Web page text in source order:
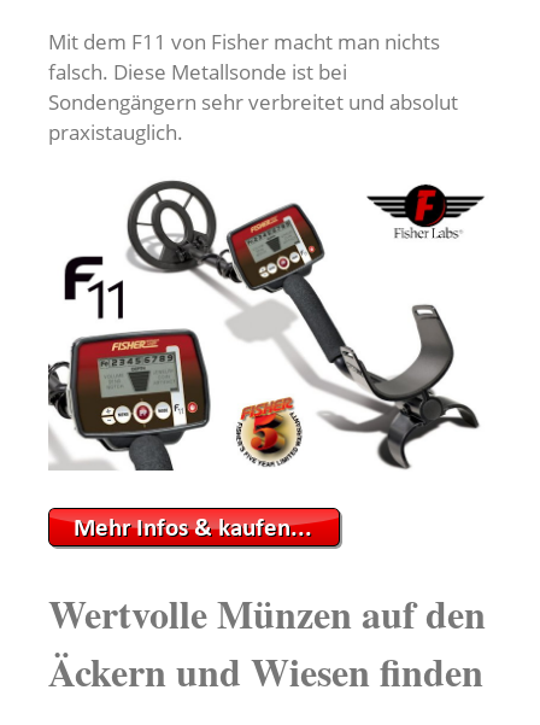
Mit dem F11 von Fisher macht man nichts
falsch. Diese Metallsonde ist bei
Sondengängern sehr verbreitet und absolut
praxistauglich.
Wertvolle Münzen auf den
Äckern und Wiesen finden